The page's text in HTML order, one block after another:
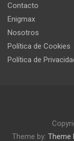
Contacto
Enigmax
Nosotros
Política de Cookies
Política de
Theme by: Theme